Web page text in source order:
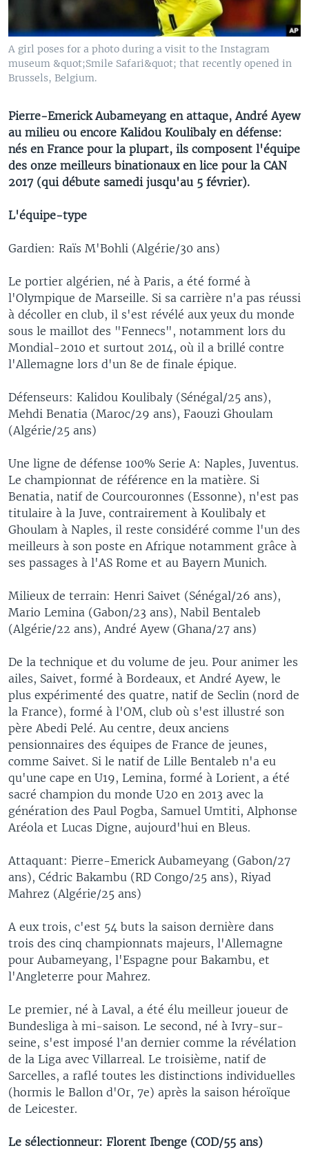
A girl poses for a photo during a visit to the Instagram
museum &quot;Smile Safari&quot; that recently opened in
Brussels, Belgium.
Pierre-Emerick Aubameyang en attaque, André Ayew
au milieu ou encore Kalidou Koulibaly en défense:
nés en France pour la plupart, ils composent l'équipe
des onze meilleurs binationaux en lice pour la CAN
2017 (qui débute samedi jusqu'au 5 février).
L'équipe-type
Gardien: Raïs M'Bohli (Algérie/30 ans)
Le portier algérien, né à Paris, a été formé à
l'Olympique de Marseille. Si sa carrière n'a pas réussi
à décoller en club, il s'est révélé aux yeux du monde
sous le maillot des "Fennecs", notamment lors du
Mondial-2010 et surtout 2014, où il a brillé contre
l'Allemagne lors d'un 8e de finale épique.
Défenseurs: Kalidou Koulibaly (Sénégal/25 ans),
Mehdi Benatia (Maroc/29 ans), Faouzi Ghoulam
(Algérie/25 ans)
Une ligne de défense 100% Serie A: Naples, Juventus.
Le championnat de référence en la matière. Si
Benatia, natif de Courcouronnes (Essonne), n'est pas
titulaire à la Juve, contrairement à Koulibaly et
Ghoulam à Naples, il reste considéré comme l'un des
meilleurs à son poste en Afrique notamment grâce à
ses passages à l'AS Rome et au Bayern Munich.
Milieux de terrain: Henri Saivet (Sénégal/26 ans),
Mario Lemina (Gabon/23 ans), Nabil Bentaleb
(Algérie/22 ans), André Ayew (Ghana/27 ans)
De la technique et du volume de jeu. Pour animer les
ailes, Saivet, formé à Bordeaux, et André Ayew, le
plus expérimenté des quatre, natif de Seclin (nord de
la France), formé à l'OM, club où s'est illustré son
père Abedi Pelé. Au centre, deux anciens
pensionnaires des équipes de France de jeunes,
comme Saivet. Si le natif de Lille Bentaleb n'a eu
qu'une cape en U19, Lemina, formé à Lorient, a été
sacré champion du monde U20 en 2013 avec la
génération des Paul Pogba, Samuel Umtiti, Alphonse
Aréola et Lucas Digne, aujourd'hui en Bleus.
Attaquant: Pierre-Emerick Aubameyang (Gabon/27
ans), Cédric Bakambu (RD Congo/25 ans), Riyad
Mahrez (Algérie/25 ans)
A eux trois, c'est 54 buts la saison dernière dans
trois des cinq championnats majeurs, l'Allemagne
pour Aubameyang, l'Espagne pour Bakambu, et
l'Angleterre pour Mahrez.
Le premier, né à Laval, a été élu meilleur joueur de
Bundesliga à mi-saison. Le second, né à Ivry-sur-
seine, s'est imposé l'an dernier comme la révélation
de la Liga avec Villarreal. Le troisième, natif de
Sarcelles, a raflé toutes les distinctions individuelles
(hormis le Ballon d'Or, 7e) après la saison héroïque
de Leicester.
Le sélectionneur: Florent Ibenge (COD/55 ans)